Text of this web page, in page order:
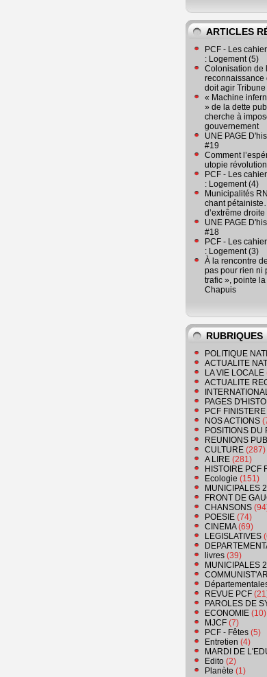
ARTICLES
PCF - Les
: Logement (5)
Colonisation de
reconnaissance
doit agir Tribune
« Machine
» de la dette
cherche à
gouvernement
UNE PAGE
#19
Comment
utopie
PCF - Les
: Logement (4)
Municipalités
chant
d’extrême
UNE PAGE
#18
PCF - Les
: Logement (3)
À la rencontre
pas pour rien ni
trafic », pointe
Chapuis
RUBRIQUES
POLITIQUE
ACTUALITE
LA VIE LOCALE
ACTUALITE
PAGES
PCF FINISTERE
NOS ACTIONS
POSITIONS DU
REUNIONS
CULTURE (287)
A LIRE (281)
HISTOIRE PCF
Ecologie (151)
MUNICIPALES
FRONT DE
CHANSONS
POESIE (74)
CINEMA(69)
LEGISLATIVES
livres (39)
MUNICIPALES
REVUE PCF
PAROLES DE
ECONOMIE (10)
MJCF (7)
PCF - Fêtes (5)
Entretien (4)
MARDI DE
Edito (2)
Planète (1)